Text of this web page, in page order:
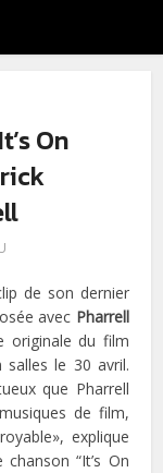
On
de son dernier
avec Pharrell
originale du film
le 30 avril.
que Pharrell
de film,
explique
“It’s On